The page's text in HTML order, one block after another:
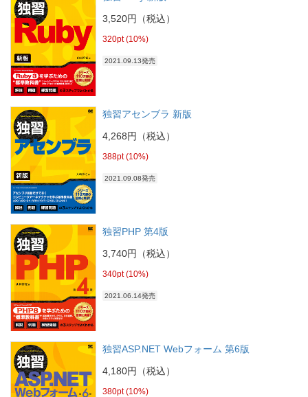
3,520円（税込）
320pt (10%)
2021.09.13発売
独習アセンブラ 新版
4,268円（税込）
388pt (10%)
2021.09.08発売
独習PHP 第4版
3,740円（税込）
340pt (10%)
2021.06.14発売
独習ASP.NET Webフォーム 第6版
4,180円（税込）
380pt (10%)